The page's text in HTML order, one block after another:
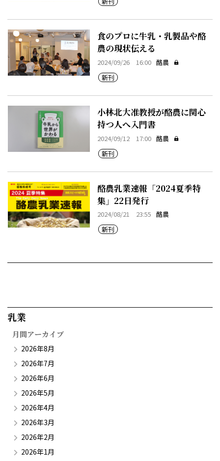
食のプロに牛乳・乳製品や酪
農の現状伝える
2024/09/26 16:00 酪農
新刊
小林北大准教授が酪農に関心
持つ人へ入門書
2024/09/12 17:00 酪農
新刊
酪農乳業速報「2024夏季特
集」22日発行
2024/08/21 23:55 酪農
新刊
乳業​
月間アーカイブ
2026年8月
2026年7月
2026年6月
2026年5月
2026年4月
2026年3月
2026年2月
2026年1月